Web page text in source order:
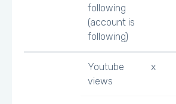
following
(account is
following)
Youtube
views
x